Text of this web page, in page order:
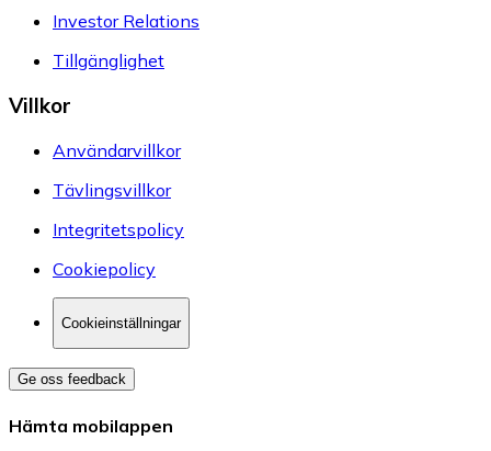
Investor Relations
Tillgänglighet
Villkor
Användarvillkor
Tävlingsvillkor
Integritetspolicy
Cookiepolicy
Cookieinställningar
Ge oss feedback
Hämta mobilappen